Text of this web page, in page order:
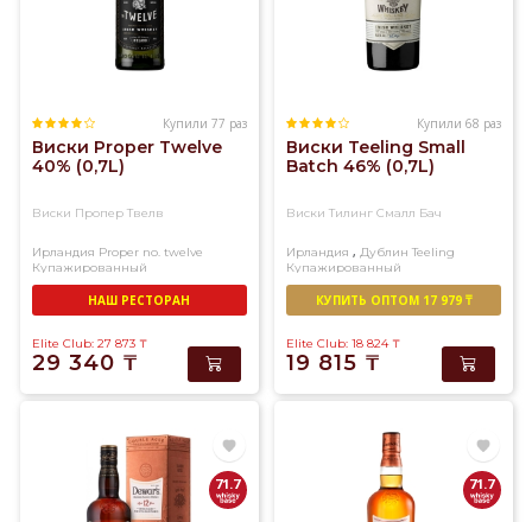
Купили 77 раз
Виски Proper Twelve
40% (0,7L)
Виски Пропер Твелв
Ирландия Proper no. twelve
Купажированный
НАШ РЕСТОРАН
Elite Club: 27 873 ₸
29 340 ₸
Купили 68 раз
Виски Teeling Small
Batch 46% (0,7L)
Виски Тилинг Смалл Бач
Ирландия , Дублин Teeling
Купажированный
КУПИТЬ ОПТОМ 17 979 ₸
Elite Club: 18 824 ₸
19 815 ₸
71.7 71.7